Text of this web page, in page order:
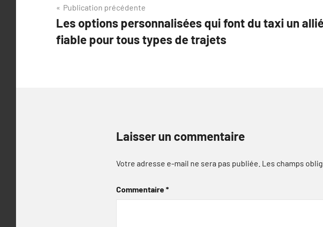
Navigation
de
l’article
Publication précédente
Les options personnalisées qui font du taxi un
fiable pour tous types de trajets
Laisser un commentaire
Votre adresse e-mail ne sera pas publiée. Les champs
Commentaire*